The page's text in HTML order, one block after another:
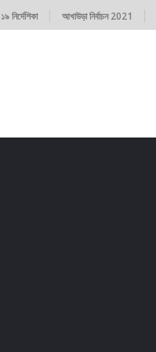
নির্দেশিকা আখাউড়া নির্বাচন 2021